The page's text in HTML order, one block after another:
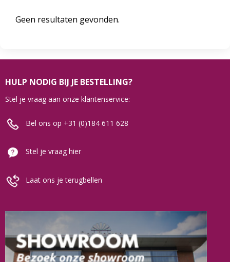
Geen resultaten gevonden.
HULP NODIG BIJ JE BESTELLING?
Stel je vraag aan onze klantenservice:
Bel ons op +31 (0)184 611 628
Stel je vraag hier
Laat ons je terugbellen